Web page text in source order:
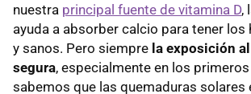
nuestra principal fuente de vitamina D,
ayuda a absorber calcio para tener los
y sanos. Pero siempre la exposición
segura, especialmente en los
sabemos que las quemaduras solares